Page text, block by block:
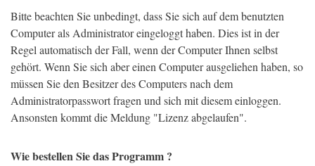
Bitte beachten Sie unbedingt, dass Sie sich auf dem benutzten
Computer als Administrator eingeloggt haben. Dies ist in der
Regel automatisch der Fall, wenn der Computer Ihnen selbst
gehört. Wenn Sie sich aber einen Computer ausgeliehen haben, so
müssen Sie den Besitzer des Computers nach dem
Administratorpasswort fragen und sich mit diesem einloggen.
Ansonsten kommt die Meldung "Lizenz abgelaufen".
Wie bestellen Sie das Programm ?